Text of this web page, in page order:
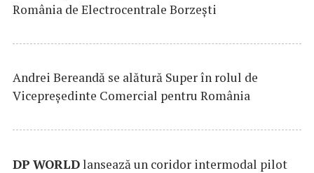
România de Electrocentrale Borzești
Andrei Bereandă se alătură Super în rolul de
Vicepreședinte Comercial pentru România
DP WORLDlansează un coridor intermodal pilot